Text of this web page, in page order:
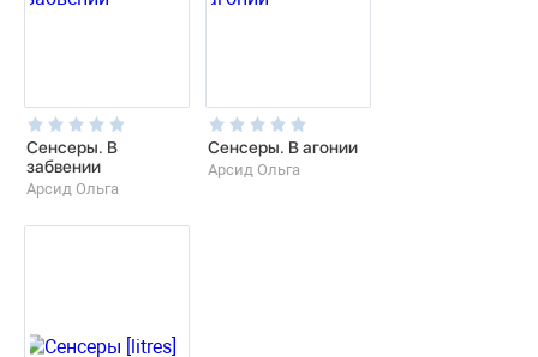
Сенсеры. В
забвении
Арсид Ольга
Сенсеры. В агонии
Арсид Ольга